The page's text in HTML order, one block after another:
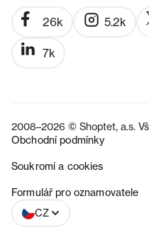
26k 5.2k
7k
2008–2026 © Shoptet, a.s.
Obchodní podmínky
Soukromí a cookies
Formulář pro oznamovatele
CZ